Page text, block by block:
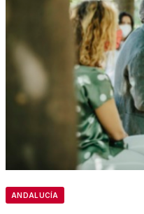
ANDALUCÍA